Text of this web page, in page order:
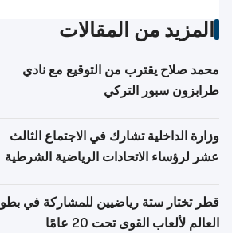
المزيد من المقالات
محمد صلاح يقترب من التوقيع مع نادي
طرابزون سبور التركي
وزارة الداخلية تشارك في الاجتماع الثالث
عشر لرؤساء الاتحادات الرياضية الشرطية
قطر تختار ستة رياضيين للمشاركة في بطولة
العالم لألعاب القوى تحت 20 عامًا